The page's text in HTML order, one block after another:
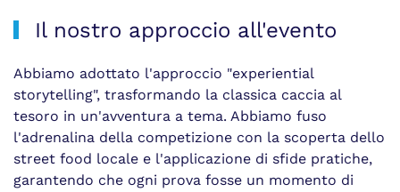
Il nostro approccio all'evento
Abbiamo adottato l'approccio "experiential
storytelling", trasformando la classica caccia al
tesoro in un'avventura a tema. Abbiamo fuso
l'adrenalina della competizione con la scoperta dello
street food locale e l'applicazione di sfide pratiche,
garantendo che ogni prova fosse un momento di